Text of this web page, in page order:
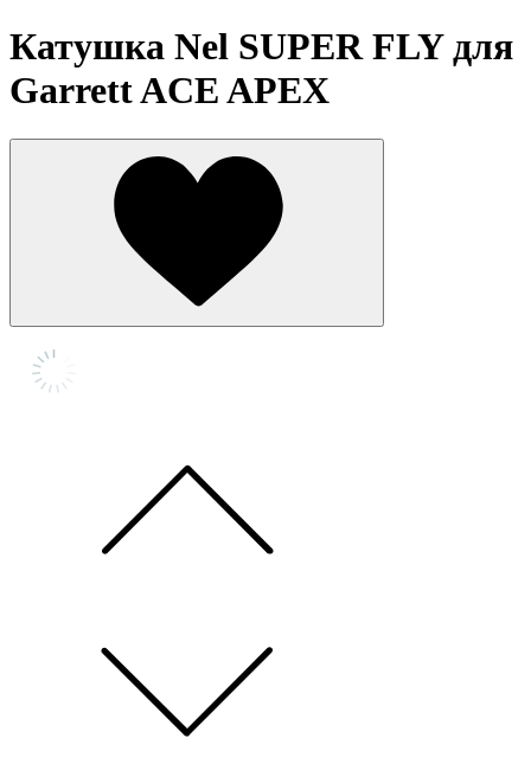
Катушка Nel SUPER FLY для
Garrett ACE APEX